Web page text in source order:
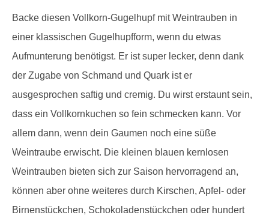
Backe diesen Vollkorn-Gugelhupf mit Weintrauben in
einer klassischen Gugelhupfform, wenn du etwas
Aufmunterung benötigst. Er ist super lecker, denn dank
der Zugabe von Schmand und Quark ist er
ausgesprochen saftig und cremig. Du wirst erstaunt sein,
dass ein Vollkornkuchen so fein schmecken kann. Vor
allem dann, wenn dein Gaumen noch eine süße
Weintraube erwischt. Die kleinen blauen kernlosen
Weintrauben bieten sich zur Saison hervorragend an,
können aber ohne weiteres durch Kirschen, Apfel- oder
Birnenstückchen, Schokoladenstückchen oder hundert